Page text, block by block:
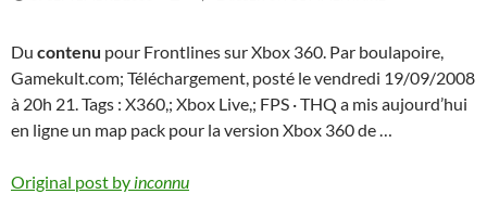
Du contenu pour Frontlines sur Xbox 360. Par boulapoire,
Gamekult.com; Téléchargement, posté le vendredi 19/09/2008
à 20h 21. Tags : X360,; Xbox Live,; FPS · THQ a mis aujourd’hui
en ligne un map pack pour la version Xbox 360 de …
Original post by inconnu